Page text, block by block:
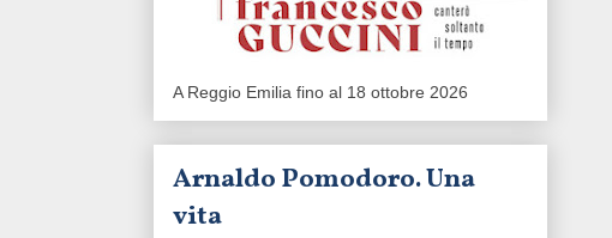
A Reggio Emilia fino al 18 ottobre 2026
Arnaldo Pomodoro. Una
vita